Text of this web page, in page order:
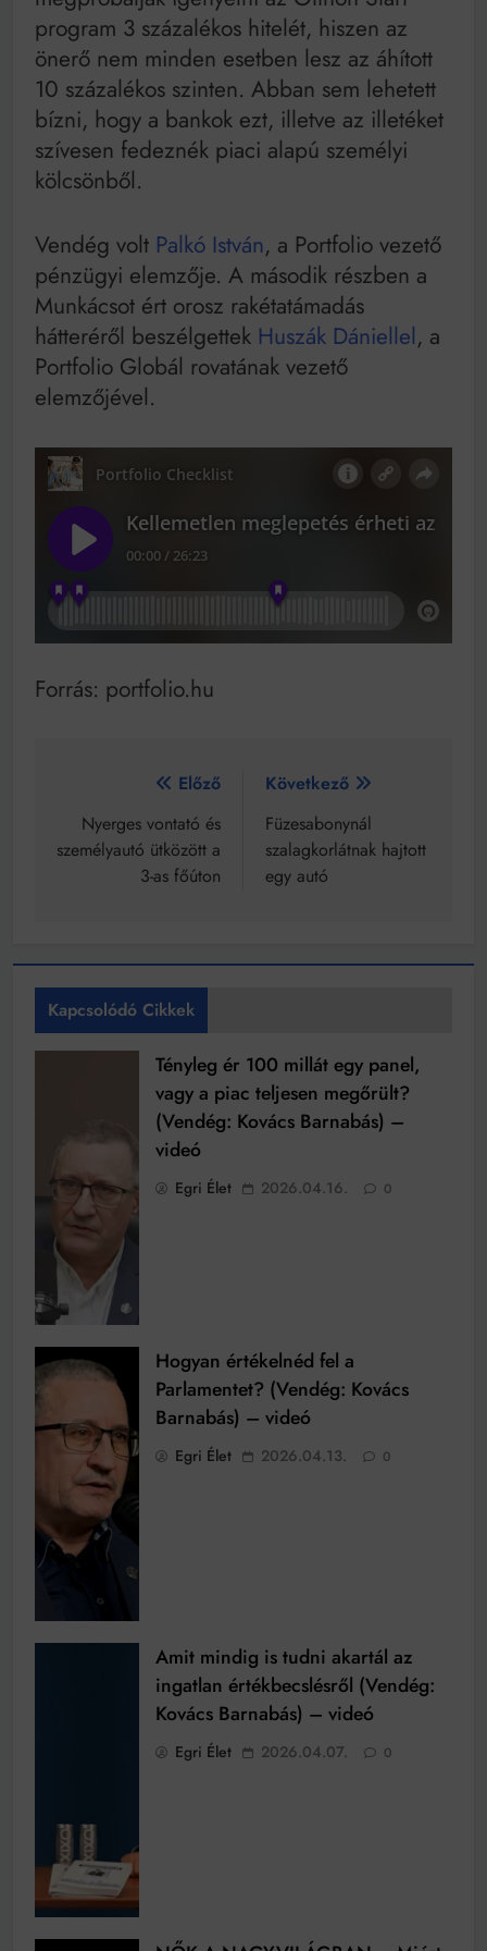
Bitumenes lapostetők: a bevált technológia akkor
működik, ha jól van felújítva
program 3 százalékos hitelét, hiszen az
önerő nem minden esetben lesz az áhított
10 százalékos szinten. Abban sem lehetett
bízni, hogy a bankok ezt, illetve az illetéket
szívesen fedeznék piaci alapú személyi
kölcsönből.
Vendég volt Palkó István, a Portfolio vezető
pénzügyi elemzője. A második részben a
Munkácsot ért orosz rakétatámadás
hátteréről beszélgettek Huszák Dániellel, a
Portfolio Globál rovatának vezető
elemzőjével.
Forrás: portfolio.hu
Bejegyzés
navigáció
Előző
Nyerges vontató és
személyautó ütközött a
3-as főúton
Következő
Füzesabonynál
szalagkorlátnak hajtott
egy autó
Kapcsolódó Cikkek
Tényleg ér 100 millát egy panel,
vagy a piac teljesen megőrült?
(Vendég: Kovács Barnabás) –
videó
Egri Élet 2026.04.16. 0
Hogyan értékelnéd fel a
Parlamentet? (Vendég: Kovács
Barnabás) – videó
Egri Élet 2026.04.13. 0
Amit mindig is tudni akartál az
ingatlan értékbecslésről (Vendég:
Kovács Barnabás) – videó
Egri Élet 2026.04.07. 0